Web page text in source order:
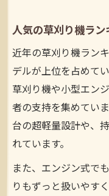
人気の草刈り機ラ
近年の草刈り機ラン
デルが上位を占めて
草刈り機や小型エン
者の支持を集めてい
台の超軽量設計や、
れています。
また、エンジン式で
りもずっと扱いやす